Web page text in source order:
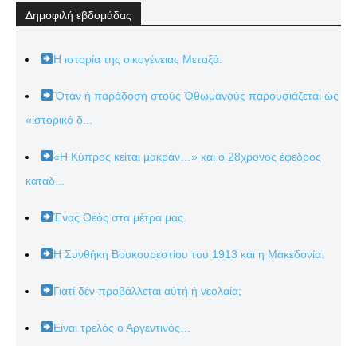
Δημοφιλή εβδομάδας
Η ιστορία της οικογένειας Μεταξά.
Ὅταν ἡ παράδοση στούς Ὀθωμανούς παρουσιάζεται ὡς
«ἱστορικό δ...
«Η Κύπρος κείται μακράν…» και ο 28χρονος έφεδρος
καταδ...
Ένας Θεός στα μέτρα μας.
Η Συνθήκη Βουκουρεστίου του 1913 και η Μακεδονία.
Γιατί δέν προβάλλεται αὐτή ἡ νεολαία;
Είναι τρελός ο Αργεντινός…